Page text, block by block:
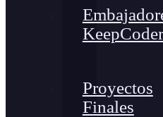
Proyectos
Finales